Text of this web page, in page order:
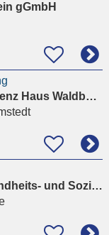
gGmbH
Best Care Seniorenresidenz Haus Waldburg
AGS Akademie für Gesundheits- und Sozialberufe